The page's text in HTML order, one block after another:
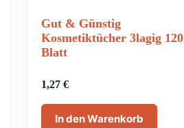
Gut & Günstig
Kosmetiktücher 3lagig 120
Blatt
1,27€
In den Warenkorb